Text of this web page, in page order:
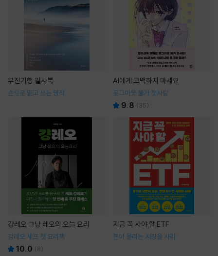
무진기행 필사북
손으로 읽고 쓰는 명작
AI에게 고백하지 마세요
로그아웃 불가 첫사랑
9.8 ( 35)
걍레오 그냥 레오의 오늘 요리
강레오 셰프 첫 요리책
10.0 (8)
지금 꼭 사야 할 ETF
돈이 몰리는 시장을 사라